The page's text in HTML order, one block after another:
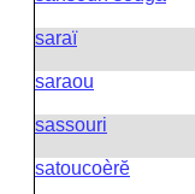
saraï
saraou
sassouri
satoucoèrĕ